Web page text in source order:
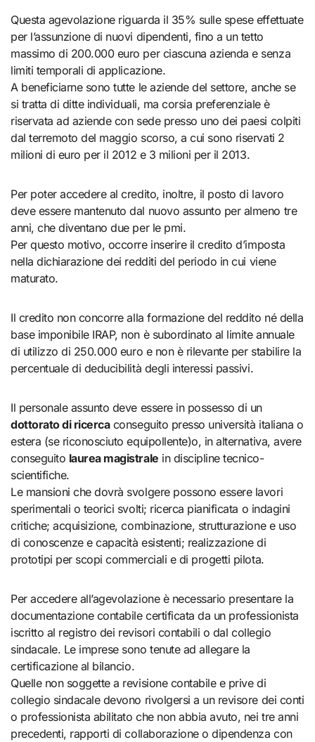
Questa agevolazione riguarda il 35% sulle spese effettuate
per l’assunzione di nuovi dipendenti, fino a un tetto
massimo di 200.000 euro per ciascuna azienda e senza
limiti temporali di applicazione.
A beneficiarne sono tutte le aziende del settore, anche se
si tratta di ditte individuali, ma corsia preferenziale è
riservata ad aziende con sede presso uno dei paesi colpiti
dal terremoto del maggio scorso, a cui sono riservati 2
milioni di euro per il 2012 e 3 milioni per il 2013.
Per poter accedere al credito, inoltre, il posto di lavoro
deve essere mantenuto dal nuovo assunto per almeno tre
anni, che diventano due per le pmi.
Per questo motivo, occorre inserire il credito d’imposta
nella dichiarazione dei redditi del periodo in cui viene
maturato.
Il credito non concorre alla formazione del reddito né della
base imponibile IRAP, non è subordinato al limite annuale
di utilizzo di 250.000 euro e non è rilevante per stabilire la
percentuale di deducibilità degli interessi passivi.
Il personale assunto deve essere in possesso di un
dottorato di ricercaconseguito presso università italiana o
estera (se riconosciuto equipollente)o, in alternativa, avere
conseguito laurea magistrale in discipline tecnico-
scientifiche.
Le mansioni che dovrà svolgere possono essere lavori
sperimentali o teorici svolti; ricerca pianificata o indagini
critiche; acquisizione, combinazione, strutturazione e uso
di conoscenze e capacità esistenti; realizzazione di
prototipi per scopi commerciali e di progetti pilota.
Per accedere all’agevolazione è necessario presentare la
documentazione contabile certificata da un professionista
iscritto al registro dei revisori contabili o dal collegio
sindacale. Le imprese sono tenute ad allegare la
certificazione al bilancio.
Quelle non soggette a revisione contabile e prive di
collegio sindacale devono rivolgersi a un revisore dei conti
o professionista abilitato che non abbia avuto, nei tre anni
precedenti, rapporti di collaborazione o dipendenza con